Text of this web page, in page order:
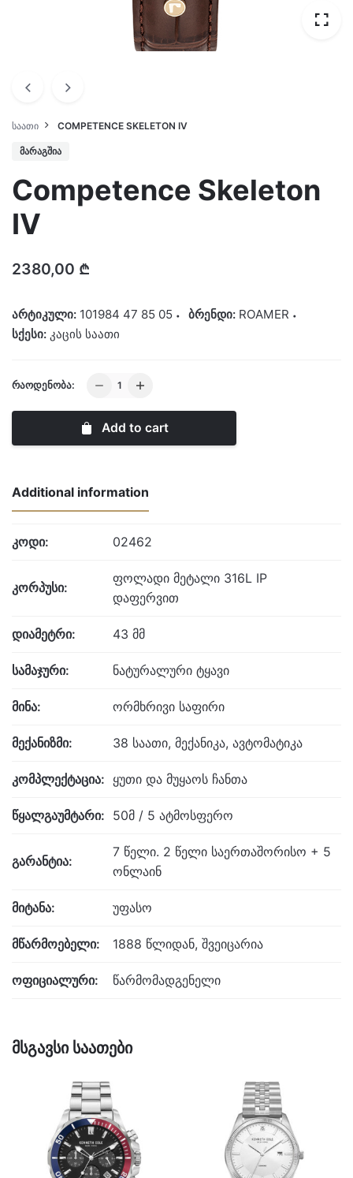
ᲡᲐᲐᲗᲘ COMPETENCE SKELETON IV
ᲛᲐᲠᲐᲒᲨᲘᲐ
Competence Skeleton
IV
2380,00 ₾
არტიკული: 101984 47 85 05 ბრენდი: ROAMER
სქესი: კაცის საათი
ᲠᲐᲝᲓᲔᲜᲝᲑᲐ:
Competence
IV
Add to cart
Additional information
კოდი: 02462
კორპუსი:
ფოლადი მეტალი 316L IP
დაფერვით
დიამეტრი: 43 მმ
სამაჯური: ნატურალური ტყავი
მინა: ორმხრივი საფირი
მექანიზმი: 38 საათი, მექანიკა, ავტომატიკა
კომპლექტაცია: ყუთი და მუყაოს ჩანთა
წყალგაუმტარი: 50მ / 5 ატმოსფერო
გარანტია:
7 წელი. 2 წელი საერთაშორისო + 5
ონლაინ
მიტანა: უფასო
მწარმოებელი: 1888 წლიდან, შვეიცარია
ოფიციალური: წარმომადგენელი
მსგავსი საათები